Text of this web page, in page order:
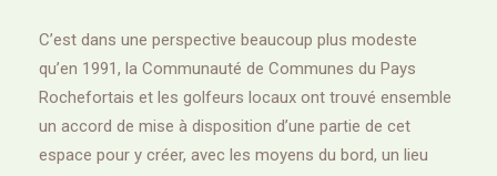
C’est dans une perspective beaucoup plus modeste
qu’en 1991, la Communauté de Communes du Pays
Rochefortais et les golfeurs locaux ont trouvé ensemble
un accord de mise à disposition d’une partie de cet
espace pour y créer, avec les moyens du bord, un lieu